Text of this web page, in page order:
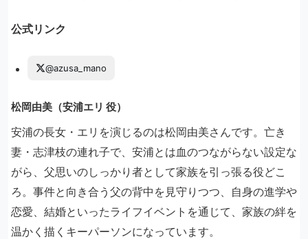
公式リンク
@azusa_mano
松岡由美（安浦エリ 役）
安浦の長女・エリを演じるのは松岡由美さんです。亡き
妻・志津枝の連れ子で、安浦とは血のつながらない設定な
がら、父思いのしっかり者として家族を引っ張る役どこ
ろ。事件と向き合う父の背中を見守りつつ、自身の進学や
恋愛、結婚といったライフイベントを通じて、家族の絆を
温かく描くキーパーソンになっています。